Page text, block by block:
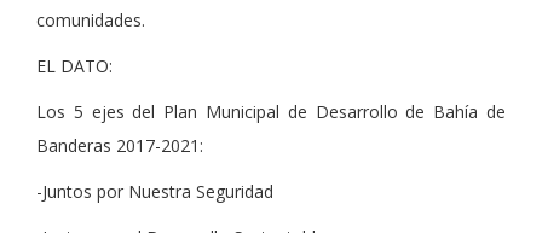
comunidades.
EL DATO:
Los 5 ejes del Plan Municipal de Desarrollo de Bahía de
Banderas 2017-2021:
-Juntos por Nuestra Seguridad